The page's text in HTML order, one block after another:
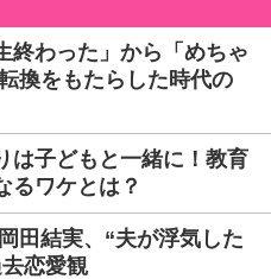
終わった」から「めちゃ
換をもたらした時代の
は子どもと一緒に！教育
るワケとは？
田結実、“夫が浮気した
恋愛観